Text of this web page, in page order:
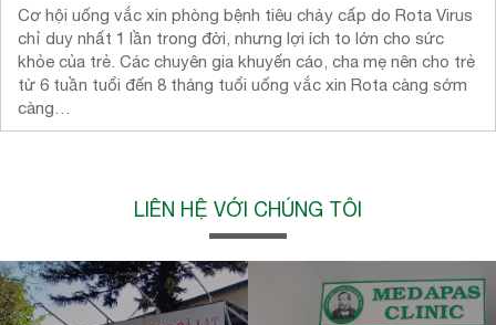
Cơ hội uống vắc xin phòng bệnh tiêu chảy cấp do Rota Virus
chỉ duy nhất 1 lần trong đời, nhưng lợi ích to lớn cho sức
khỏe của trẻ. Các chuyên gia khuyến cáo, cha mẹ nên cho trẻ
từ 6 tuần tuổi đến 8 tháng tuổi uống vắc xin Rota càng sớm
càng…
LIÊN HỆ VỚI CHÚNG TÔI